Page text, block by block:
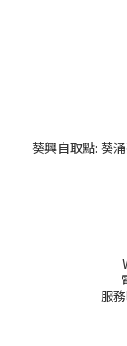
葵興自取點: 葵
服